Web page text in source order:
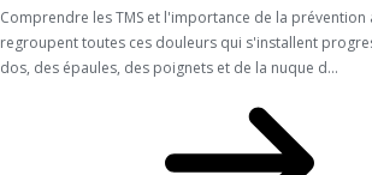
Comprendre les TMS et l'importance de la prévention
regroupent toutes ces douleurs qui s'installent
dos, des épaules, des poignets et de la nuque d...